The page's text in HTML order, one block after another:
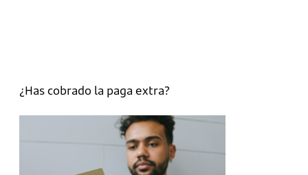
¿Has cobrado la paga extra?